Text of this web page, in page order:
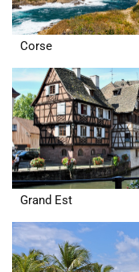
Corse
Grand Est